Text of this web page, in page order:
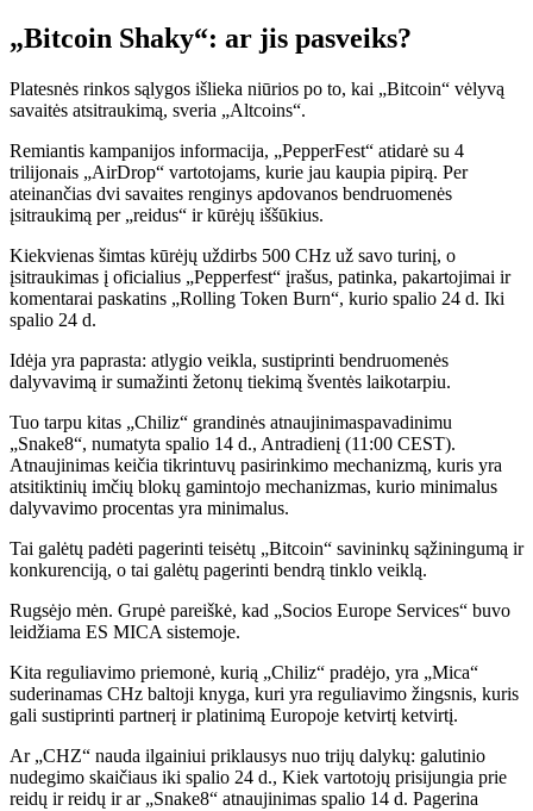
„Bitcoin Shaky“: ar jis pasveiks?
Platesnės rinkos sąlygos išlieka niūrios po to, kai „Bitcoin“ vėlyvą
savaitės atsitraukimą, sveria „Altcoins“.
Remiantis kampanijos informacija, „PepperFest“ atidarė su 4
trilijonais „AirDrop“ vartotojams, kurie jau kaupia pipirą. Per
ateinančias dvi savaites renginys apdovanos bendruomenės
įsitraukimą per „reidus“ ir kūrėjų iššūkius.
Kiekvienas šimtas kūrėjų uždirbs 500 CHz už savo turinį, o
įsitraukimas į oficialius „Pepperfest“ įrašus, patinka, pakartojimai ir
komentarai paskatins „Rolling Token Burn“, kurio spalio 24 d. Iki
spalio 24 d.
Idėja yra paprasta: atlygio veikla, sustiprinti bendruomenės
dalyvavimą ir sumažinti žetonų tiekimą šventės laikotarpiu.
Tuo tarpu kitas „Chiliz“ grandinės atnaujinimaspavadinimu
„Snake8“, numatyta spalio 14 d., Antradienį (11:00 CEST).
Atnaujinimas keičia tikrintuvų pasirinkimo mechanizmą, kuris yra
atsitiktinių imčių blokų gamintojo mechanizmas, kurio minimalus
dalyvavimo procentas yra minimalus.
Tai galėtų padėti pagerinti teisėtų „Bitcoin“ savininkų sąžiningumą ir
konkurenciją, o tai galėtų pagerinti bendrą tinklo veiklą.
Rugsėjo mėn. Grupė pareiškė, kad „Socios Europe Services“ buvo
leidžiama ES MICA sistemoje.
Kita reguliavimo priemonė, kurią „Chiliz“ pradėjo, yra „Mica“
suderinamas CHz baltoji knyga, kuri yra reguliavimo žingsnis, kuris
gali sustiprinti partnerį ir platinimą Europoje ketvirtį ketvirtį.
Ar „CHZ“ nauda ilgainiui priklausys nuo trijų dalykų: galutinio
nudegimo skaičiaus iki spalio 24 d., Kiek vartotojų prisijungia prie
reidų ir reidų ir ar „Snake8“ atnaujinimas spalio 14 d. Pagerina